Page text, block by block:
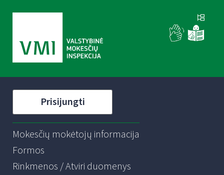
Prisijungti
Mokesčių mokėtojų informacija
Formos
Rinkmenos / Atviri duomenys